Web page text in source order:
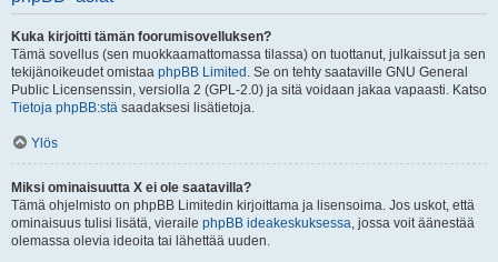
Kuka kirjoitti tämän foorumisovelluksen?
Tämä sovellus (sen muokkaamattomassa tilassa) on tuottanut, julkaissut ja sen
tekijänoikeudet omistaa phpBB Limited . Se on tehty saataville GNU General
Public Licensenssin, versiolla 2 (GPL-2.0) ja sitä voidaan jakaa vapaasti. Katso
Tietoja phpBB:stä saadaksesi lisätietoja.
Ylös
Miksi ominaisuutta X ei ole saatavilla?
Tämä ohjelmisto on phpBB Limitedin kirjoittama ja lisensoima. Jos uskot, että
ominaisuus tulisi lisätä, vieraile phpBB ideakeskuksessa, jossa voit äänestää
olemassa olevia ideoita tai lähettää uuden.